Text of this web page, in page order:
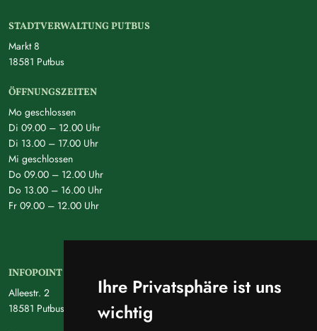
Ihre Privatsphäre ist uns
wichtig
STADTVERWALTUNG PUTBUS
Markt 8
18581 Putbus
ÖFFNUNGSZEITEN
Mo geschlossen
Di 09.00 – 12.00 Uhr
Di 13.00 – 17.00 Uhr
Mi geschlossen
Do 09.00 – 12.00 Uhr
Do 13.00 – 16.00 Uhr
Fr 09.00 – 12.00 Uhr
INFOPOINT PUTBUS
Alleestr. 2
18581 Putbus